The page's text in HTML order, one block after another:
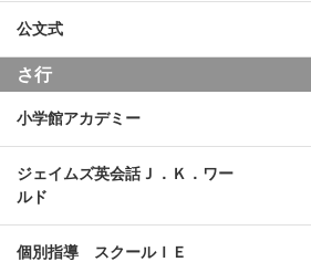
公文式
さ行
小学館アカデミー
ジェイムズ英会話Ｊ．Ｋ．ワー
ルド
個別指導 スクールＩＥ